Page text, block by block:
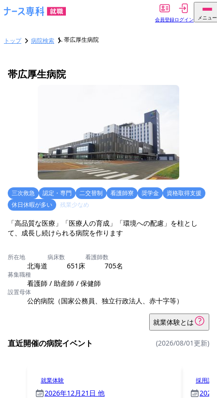
会員登録ログイン メニュー
トップ 病院検索 帯広厚生病院
帯広厚生病院
三次救急 認定・専門 二交替制 看護師寮 奨学金
資格取得支援
休日休暇が多い
残業少なめ
「高品質な医療」「医療人の育成」「環境への配慮」を柱とし
て、成長し続けられる病院を作ります
所在地
北海道
病床数
651床
看護師数
705名
募集職種
看護師 / 助産師 / 保健師
設置母体
公的病院（国家公務員、独立行政法人、赤十字等）
就業体験とは
直近開催の病院イベント (2026/08/01更新)
就業体験
2026年12月21日 他
採用試
2026